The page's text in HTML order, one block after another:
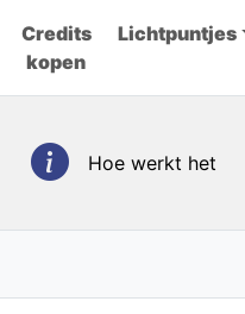
Credits
kopen
Lichtpuntjes
Hoe werkt het